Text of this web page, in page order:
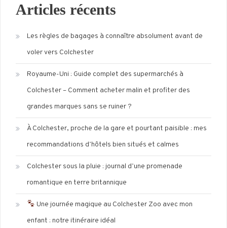
Articles récents
Les règles de bagages à connaître absolument avant de
voler vers Colchester
Royaume-Uni : Guide complet des supermarchés à
Colchester – Comment acheter malin et profiter des
grandes marques sans se ruiner ?
À Colchester, proche de la gare et pourtant paisible : mes
recommandations d’hôtels bien situés et calmes
Colchester sous la pluie : journal d’une promenade
romantique en terre britannique
Une journée magique au Colchester Zoo avec mon
enfant : notre itinéraire idéal